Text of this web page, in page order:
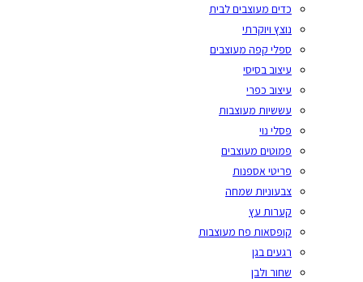
כדים מעוצבים לבית
נוצץ ויוקרתי
ספלי קפה מעוצבים
עיצוב בסיסי
עיצוב כפרי
עששיות מעוצבות
פסלי נוי
פמוטים מעוצבים
פריטי אספנות
צבעוניות שמחה
קערות עץ
קופסאות פח מעוצבות
רגעים בגן
שחור ולבן